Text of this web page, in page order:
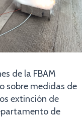
de la FBAM
sobre medidas de
extinción de
de